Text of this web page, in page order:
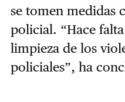
se tomen medidas
policial. “Hace
limpieza de los
policiales”, ha